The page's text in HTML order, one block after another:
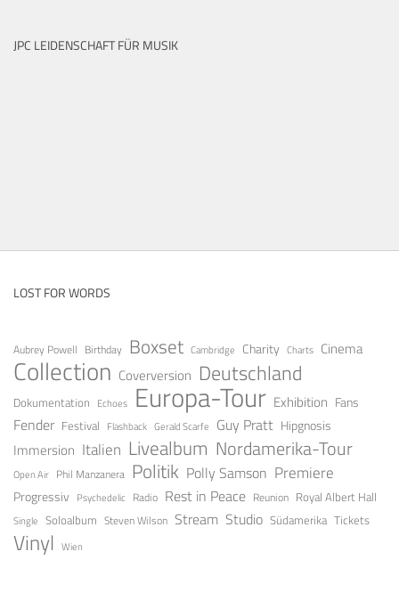
JPC LEIDENSCHAFT FÜR MUSIK
LOST FOR WORDS
Aubrey Powell Birthday Boxset Cambridge Charity Charts Cinema
Collection Coverversion Deutschland
Dokumentation Echoes Europa-Tour Exhibition Fans
Fender Festival Flashback Gerald Scarfe Guy Pratt Hipgnosis
Immersion Italien Livealbum Nordamerika-Tour
Open Air Phil Manzanera Politik Polly Samson Premiere
Progressiv Psychedelic Radio Rest in Peace Reunion Royal Albert Hall
Single Soloalbum Steven Wilson Stream Studio Südamerika Tickets
Vinyl Wien